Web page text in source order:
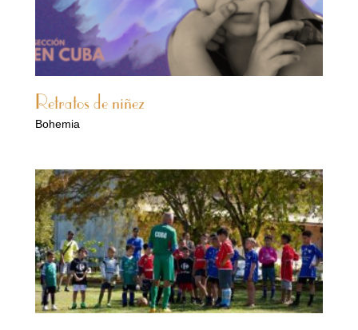
Retratos de niñez
Bohemia